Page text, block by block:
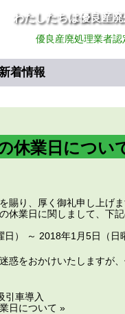
わたしたちは優良産
優良産廃処理業者
着情報
休業日につい
賜り、厚く御礼申し上げ
休業日に関しまして、下
日） ～ 2018年1月5日（日
惑をおかけいたしますが
引車導入
日について »